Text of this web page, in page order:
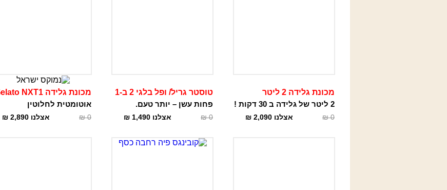
מכונת גלידה 2 ליטר
2 ליטר של גלידה ב 30 דקות !
0
₪ אצלנו 2,090
₪
טוסטר גריל/ ופל בלגי 2 ב-1
פחות עשן – יותר טעם.
0
₪ אצלנו 1,490
₪
מכונת גלידה Gelato NXT1
אוטומטית לחלוטין
0
₪ אצלנו 2,890
₪